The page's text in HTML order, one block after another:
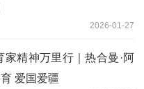
2026-01-27
家精神万里行｜热合曼·阿
爱国爱疆